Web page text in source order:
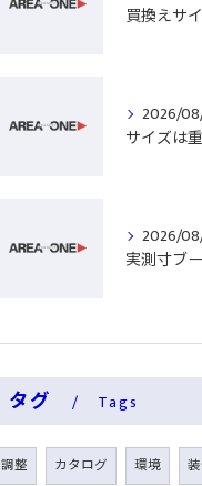
買換えサ
2026/
サイズは
2026/
タグ Tags
調整 カタログ 環境